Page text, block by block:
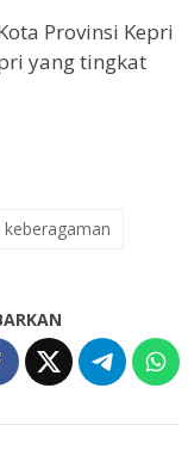
Provinsi Kepri
yang tingkat
keberagaman